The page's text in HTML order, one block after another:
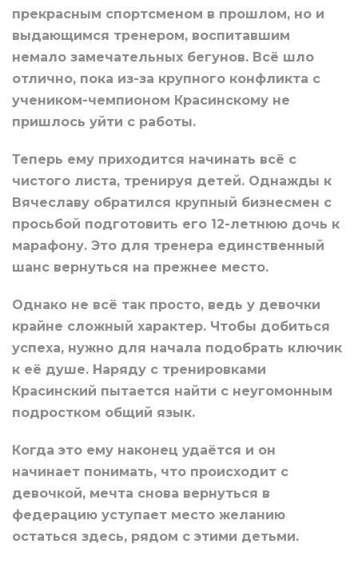
прекрасным спортсменом в прошлом, но и
выдающимся тренером, воспитавшим
немало замечательных бегунов. Всё шло
отлично, пока из-за крупного конфликта с
учеником-чемпионом Красинскому не
пришлось уйти с работы.
Теперь ему приходится начинать всё с
чистого листа, тренируя детей. Однажды к
Вячеславу обратился крупный бизнесмен с
просьбой подготовить его 12-летнюю дочь к
марафону. Это для тренера единственный
шанс вернуться на прежнее место.
Однако не всё так просто, ведь у девочки
крайне сложный характер. Чтобы добиться
успеха, нужно для начала подобрать ключик
к её душе. Наряду с тренировками
Красинский пытается найти с неугомонным
подростком общий язык.
Когда это ему наконец удаётся и он
начинает понимать, что происходит с
девочкой, мечта снова вернуться в
федерацию уступает место желанию
остаться здесь, рядом с этими детьми.